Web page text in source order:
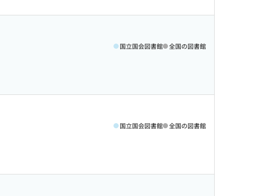
国立国会図書館 全国の図書館
国立国会図書館 全国の図書館